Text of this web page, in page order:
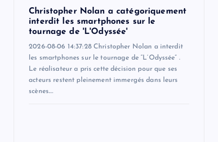
Christopher Nolan a catégoriquement
interdit les smartphones sur le
tournage de 'L'Odyssée'
2026-08-06 14:37:28 Christopher Nolan a interdit
les smartphones sur le tournage de “L’Odyssée” .
Le réalisateur a pris cette décision pour que ses
acteurs restent pleinement immergés dans leurs
scènes.…